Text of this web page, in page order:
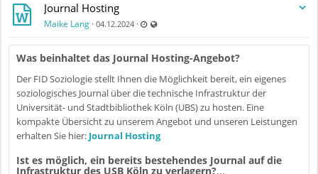
Journal Hosting
Maike Lang · 04.12.2024 · Zuletzt aktualisiert 17.06.2025 - 13:43
Was beinhaltet das Journal Hosting-Angebot?
Der FID Soziologie stellt Ihnen die Möglichkeit bereit, ein eigenes
soziologisches Journal über die technische Infrastruktur der
Universität- und Stadtbibliothek Köln (UBS) zu hosten. Eine
kompakte Übersicht zu unserem Angebot und unseren Leistungen
erhalten Sie hier: Journal Hosting
Ist es möglich, ein bereits bestehendes Journal auf die
Infrastruktur des USB Köln zu verlagern?...